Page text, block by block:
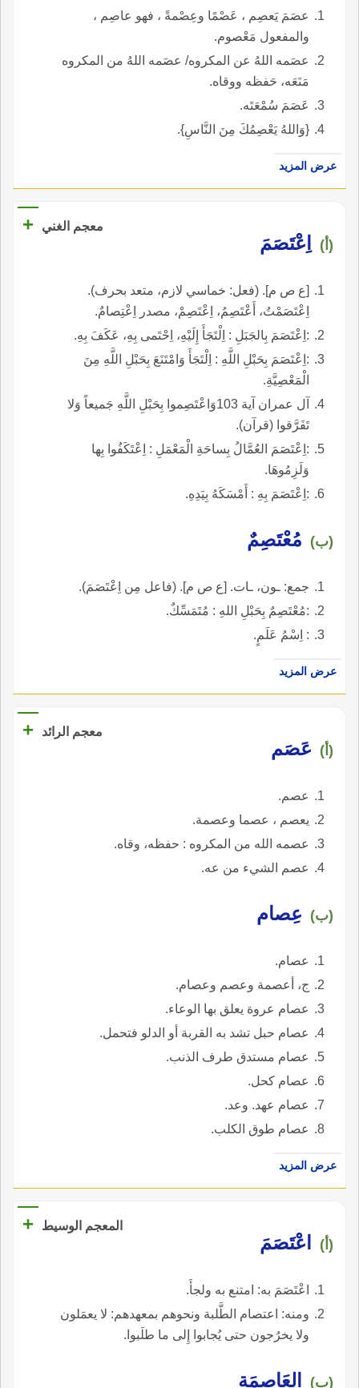
عصَمَ يَعصِم ، عَصْمًا وعِصْمةً ، فهو عاصِم ،
والمفعول مَعْصوم.
عصَمه اللهُ عن المكروه/ عصَمه اللهُ من المكروه
مَنَعَه، حَفظه ووقاه.
عَصَمَ سُمْعَتَه.
{وَاللهُ يَعْصِمُكَ مِنَ النَّاسِ}.
عرض المزيد
معجم الغني +
(أ) اِعْتَصَمَ
[ع ص م]. (فعل: خماسي لازم، متعد بحرف).
اِعْتَصَمْتُ، أَعْتَصِمُ، اِعْتَصِمْ، مصدر اِعْتِصامٌ.
:اِعْتَصَمَ بِالجَبَلِ : اِلْتَجَأَ إِلَيْهِ، اِحْتَمى بِهِ، عَكَفَ بِهِ.
:اِعْتَصَمَ بِحَبْلِ اللَّهِ : اِلْتَجَأَ وَامْتَنَعَ بِحَبْلِ اللَّهِ مِنَ
الْمَعْصِيَّةِ.
آل عمران آية 103وَاعْتَصِموا بِحَبْلِ اللَّهِ جَميعاً وَلا
تَفَرَّقوا (قرآن).
:اِعْتَصَمَ العُمَّالُ بِساحَةِ الْمَعْمَلِ : اِعْتَكَفُوا بِها
وَلَزِمُوهَا.
:اِعْتَصَمَ بِهِ : أَمْسَكَهُ بِيَدِهِ.
(ب) مُعْتَصِمٌ
جمع: ـون، ـات. [ع ص م]. (فاعل مِن اِعْتَصَمَ).
:مُعْتَصِمٌ بِحَبْلِ اللهِ : مُتَمَسِّكٌ.
: اِسْمُ عَلَمٍ.
عرض المزيد
معجم الرائد +
(أ) عَصَم
عصم.
يعصم ، عصما وعصمة.
عصمه الله من المكروه : حفظه، وقاه.
عصم الشيء من عه.
(ب) عِصام
عصام.
ج، أعصمة وعصم وعصام.
عصام عروة يعلق بها الوعاء.
عصام حبل تشد به القربة أو الدلو فتحمل.
عصام مستدق طرف الذنب.
عصام كحل.
عصام عهد. وعد.
عصام طوق الكلب.
عرض المزيد
المعجم الوسيط +
(أ) اعْتَصَمَ
اعْتَصَمَ به: امتنع به ولجأَ.
ومنه: اعتصام الطَّلبة ونحوهم بمعهدهم: لا يعمَلون
ولا يخرُجون حتى يُجابوا إِلى ما طلَبوا.
(ب) العَاصِمَة